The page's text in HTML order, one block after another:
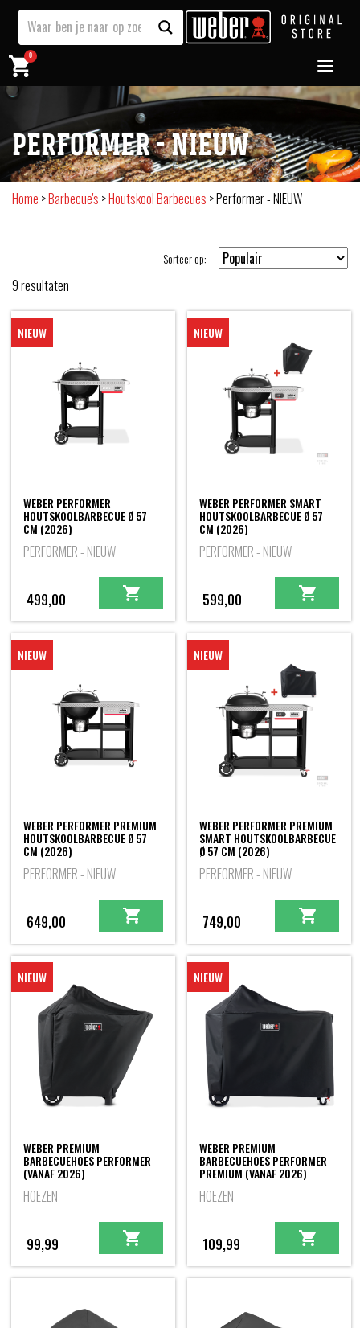
0
PERFORMER - NIEUW
Home >Barbecue's >Houtskool Barbecues >Performer - NIEUW
9resultaten
Sorteer op:
NIEUW
WEBER PERFORMER
HOUTSKOOLBARBECUE Ø 57
CM (2026)
PERFORMER - NIEUW
499,00
NIEUW
WEBER PERFORMER SMART
HOUTSKOOLBARBECUE Ø 57
CM (2026)
PERFORMER - NIEUW
599,00
NIEUW
WEBER PERFORMER PREMIUM
HOUTSKOOLBARBECUE Ø 57
CM (2026)
PERFORMER - NIEUW
649,00
NIEUW
WEBER PERFORMER PREMIUM
SMART HOUTSKOOLBARBECUE
Ø 57 CM (2026)
PERFORMER - NIEUW
749,00
NIEUW
WEBER PREMIUM
BARBECUEHOES PERFORMER
(VANAF 2026)
HOEZEN
99,99
NIEUW
WEBER PREMIUM
BARBECUEHOES PERFORMER
PREMIUM (VANAF 2026)
HOEZEN
109,99